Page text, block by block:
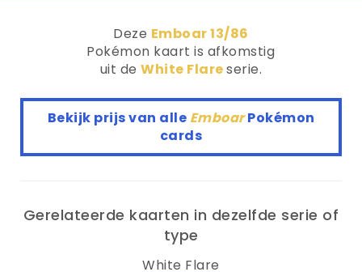
Deze Emboar 13/86
Pokémon kaart is afkomstig
uit deWhite Flareserie.
Bekijk prijs van alle EmboarPokémon
cards
Gerelateerde kaarten in dezelfde serie of
type
White Flare